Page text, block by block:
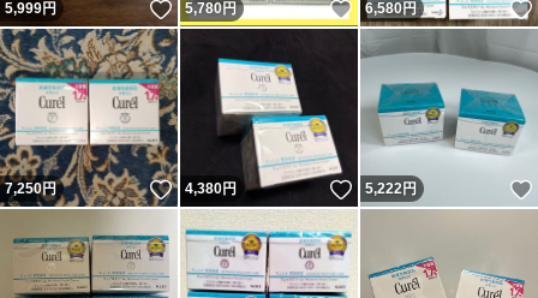
5,999円 いいね！
5,780円 いいね！
6,580円
7,250円 いいね！
4,380円 いいね！
5,222円